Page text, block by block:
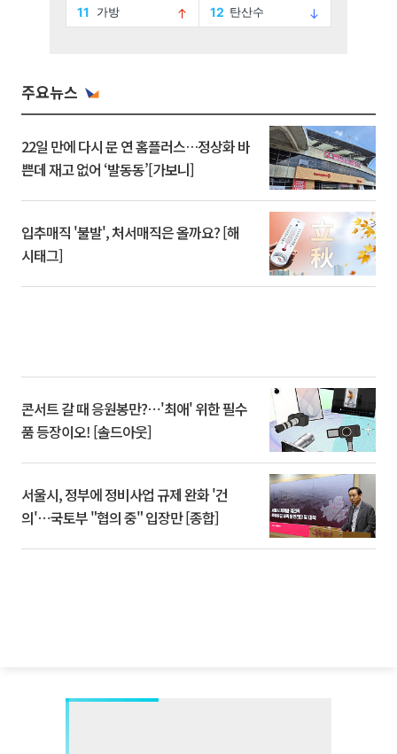
주요뉴스
22일 만에 다시 문 연 홈플러스…정상화 바
쁜데 재고 없어 ‘발동동’[가보니]
입추매직 '불발', 처서매직은 올까요? [해
시태그]
콘서트 갈 때 응원봉만?⋯'최애' 위한 필수
품 등장이오! [솔드아웃]
서울시, 정부에 정비사업 규제 완화 '건
의'⋯국토부 "협의 중" 입장만 [종합]